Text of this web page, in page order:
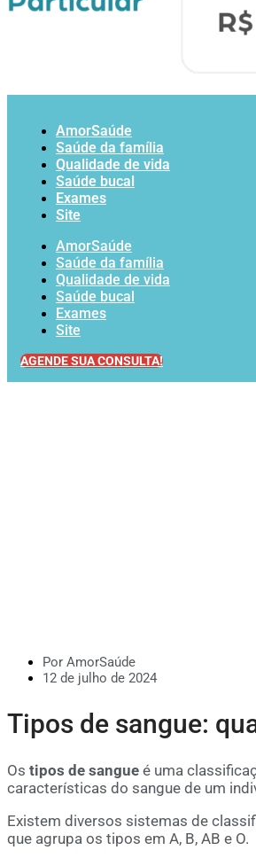
AmorSaúde
Saúde da família
Qualidade de vida
Saúde bucal
Exames
Site
AmorSaúde
Saúde da família
Qualidade de vida
Saúde bucal
Exames
Site
AGENDE SUA CONSULTA!
Por AmorSaúde
12 de julho de 2024
Tipos de sangue:
Os tipos de sangue é uma
características do sangue de um
Existem diversos sistemas de
que agrupa os tipos em A, B, AB e O.